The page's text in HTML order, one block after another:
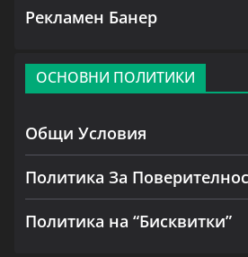
Рекламен Банер
ОСНОВНИ ПОЛИТИКИ
Общи Условия
Политика За
Политика на “Бисквитки”